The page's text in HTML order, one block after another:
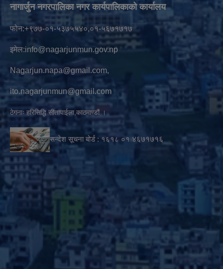
नागार्जुन नगरपालिका नगर कार्यपालिकाको कार्यालय
फोन:+९७७-०१-५३७५५४०,०१-५६७१७१७
इमेल:info@nagarjunmun.gov.np
Nagarjun.napa@gmail.com,
ito.nagarjunmun@gmail.com
ठेगनाः हरिसिद्धि सीतापाईला,काठमाण्डौं ।
सन्देश सूचना बोर्ड : १६१८ ०१ ४६७१७१६